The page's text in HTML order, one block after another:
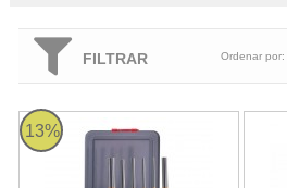
FILTRAR
Ordenar por:
13%
Juego 6 botadores Rennsteig 4251600